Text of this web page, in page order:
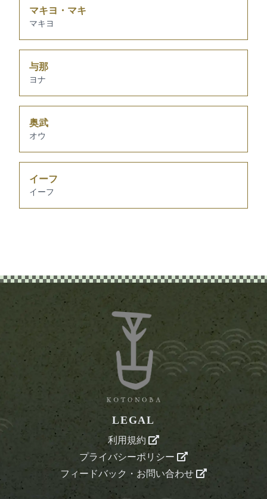
マキヨ・マキ
マキヨ
与那
ヨナ
奥武
オウ
イーフ
イーフ
LEGAL
利用規約
プライバシーポリシー
フィードバック・お問い合わせ